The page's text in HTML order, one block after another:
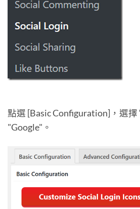
點選 [Basic Configuration]，選擇
"Google"。